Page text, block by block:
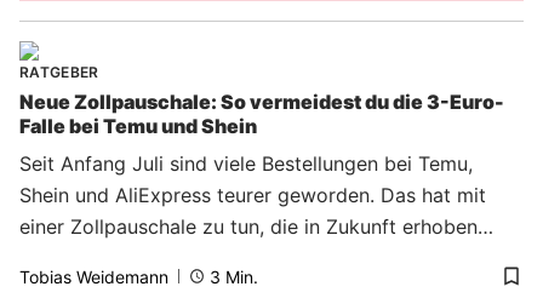
RATGEBER
Neue Zollpauschale: So vermeidest du die 3-Euro-
Falle bei Temu und Shein
Seit Anfang Juli sind viele Bestellungen bei Temu,
Shein und AliExpress teurer geworden. Das hat mit
einer Zollpauschale zu tun, die in Zukunft erhoben
denen man weiterhin um Abgabe herumkommt.
Tobias Weidemann 3 Min.